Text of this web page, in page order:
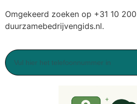
Omgekeerd zoeken op +31 10 200
duurzamebedrijvengids.nl.